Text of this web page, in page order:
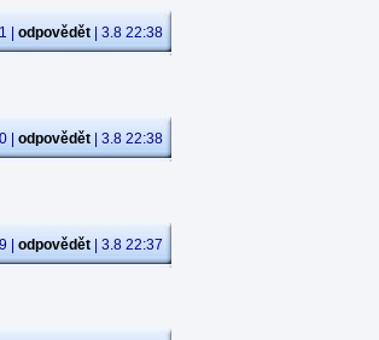
| odpovědět | 3.8 22:38
| odpovědět | 3.8 22:38
| odpovědět | 3.8 22:37